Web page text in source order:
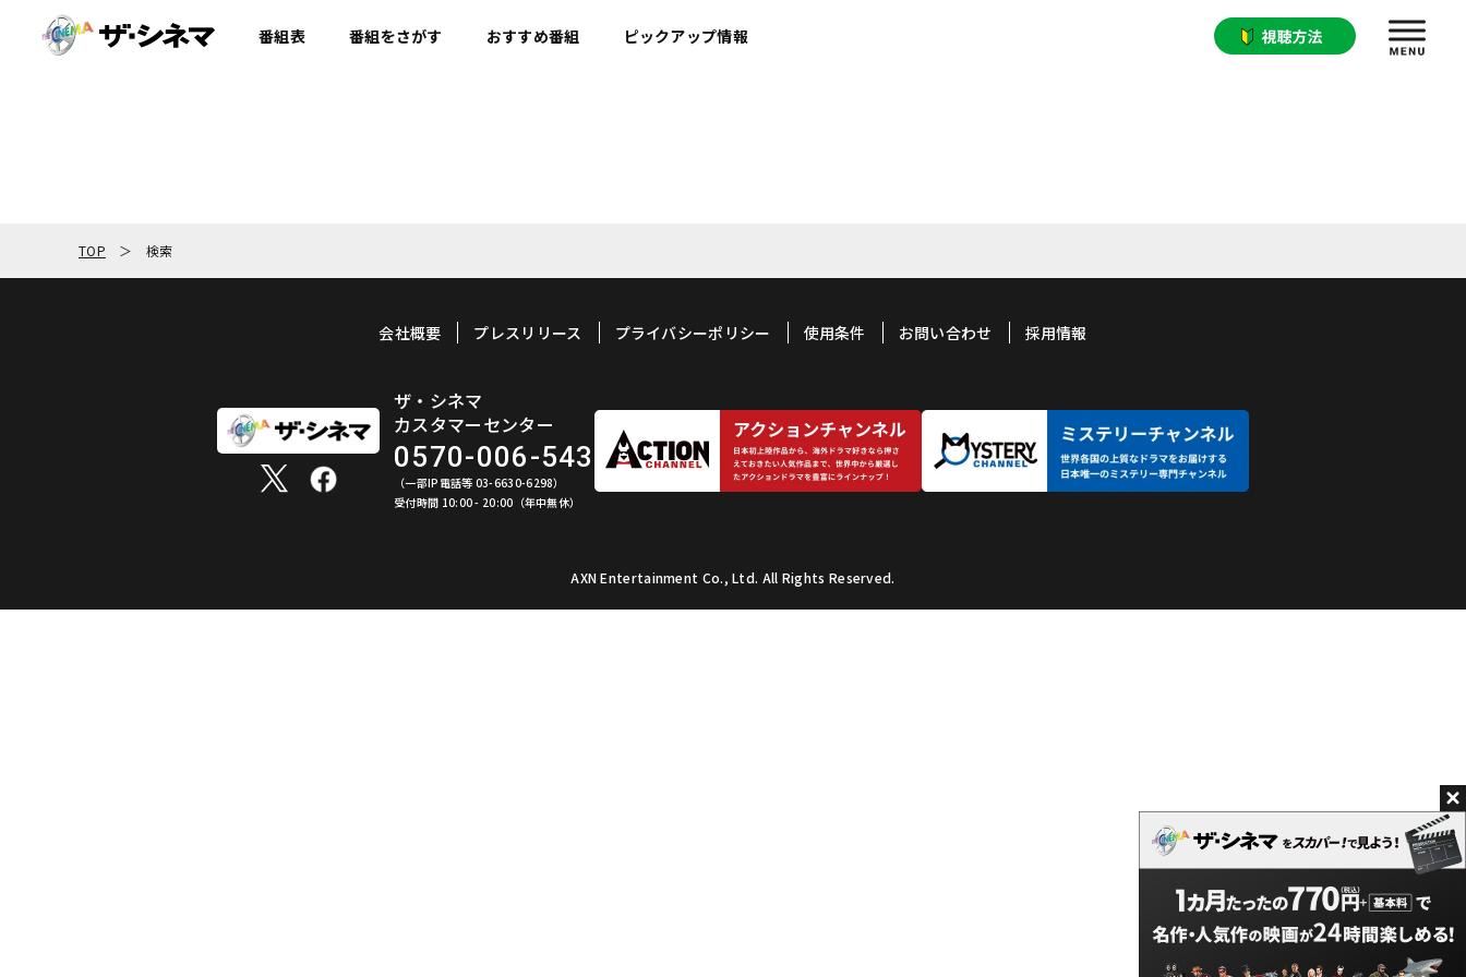
番組表 番組をさがす おすすめ番組 ピックアップ情報
TOP 検索
会社概要 プレスリリース プライバシーポリシー 使用条件 お問い合わせ 採用情報
ザ・シネマ
カスタマーセンター
0570-006-543
（一部IP電話等 03-6630-6298）
受付時間 10:00 - 20:00（年中無休）
AXN Entertainment Co., Ltd. All Rights Reserved.